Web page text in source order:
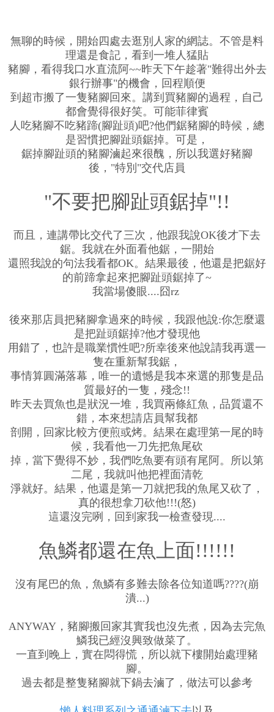
無聊的時候，開始四處去逛別人家的網誌。不管是料
理還是食記，看到一堆人猛貼
豬腳，看得我口水直流阿~~昨天下午趁著"難得出外去
銀行辦事"的機會，回程順便
到超市搬了一隻豬腳回來。講到買豬腳的過程，自己
都會覺得很好笑。可能菲律賓
人吃豬腳不吃豬蹄(腳趾頭)吧?他們鋸豬腳的時候，總
是習慣把腳趾頭鋸掉。可是，
鋸掉腳趾頭的豬腳滷起來很醜，所以我選好豬腳
後，"特別"交代店員
"不要把腳趾頭鋸掉"!!
而且，連講帶比交代了三次，他跟我說OK後才下去
鋸。我就在外面看他鋸，一開始
還照我說的句法我看都OK。結果最後，他還是把鋸好
的前蹄拿起來把腳趾頭鋸掉了~
我當場傻眼....囧rz
後來那店員把豬腳拿過來的時候，我跟他說:你怎麼還
是把趾頭鋸掉?他才發現他
用錯了，也許是職業慣性吧?所幸後來他說請我再選一
隻在重新幫我鋸，
事情算圓滿落幕，唯一的遺憾是我本來選的那隻是品
質最好的一隻，殘念!!
昨天去買魚也是狀況一堆，我買兩條紅魚，品質還不
錯，本來想請店員幫我都
剖開，回家比較方便煎或烤。結果在處理第一尾的時
候，我看他一刀先把魚尾砍
掉，當下覺得不妙，我們吃魚要有頭有尾阿。所以第
二尾，我就叫他把裡面清乾
淨就好。結果，他還是第一刀就把我的魚尾又砍了，
真的很想拿刀砍他!!!(怒)
這還沒完咧，回到家我一檢查發現....
魚鱗都還在魚上面!!!!!!
沒有尾巴的魚，魚鱗有多難去除各位知道嗎????(崩
潰...)
ANYWAY，豬腳搬回家其實我也沒先煮，因為去完魚
鱗我已經沒興致做菜了。
一直到晚上，實在悶得慌，所以就下樓開始處理豬
腳。
過去都是整隻豬腳就下鍋去滷了，做法可以參考